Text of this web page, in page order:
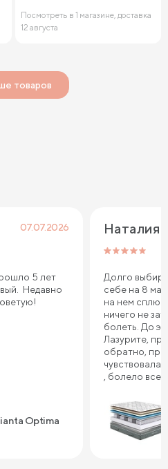
Посмотреть в 1 магазине, доставка
12 августа
товаров
07.07.2026
5 лет
Недавно
Optima
Наталия
Долго
себе на 8
на нем сплю.
ничего не
болеть. До
Лазурите,
обратно,
чувствовала
, болело все
Сонум к
дня .